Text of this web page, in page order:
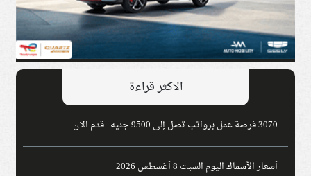
الاكثر قراءة
3070 فرصة عمل برواتب تصل إلى 9500 جنيه.. قدم الآن
أسعار الأسماك اليوم السبت 8 أغسطس 2026